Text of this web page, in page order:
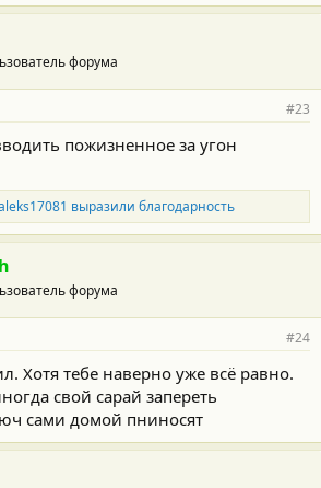
форума
#23
пожизненное за угон
выразили благодарность
форума
#24
Хотя тебе наверно уже всё равно.
свой сарай запереть
сами домой пниносят